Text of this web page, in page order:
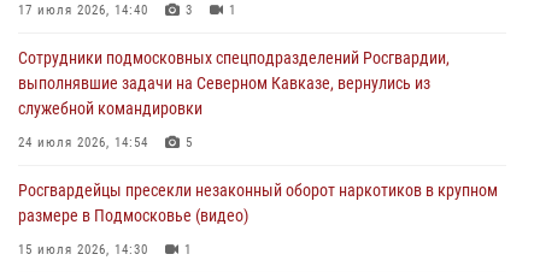
подозреваемые в организации незаконной миграции и
изготовлении поддельных документов (видео)
05 августа 2026, 15:48
отработали навыки огневой подготовки на комплексных учениях
04 августа 2026, 12:21 4
17 июля 2026, 14:40 3 1
Сотрудники подмосковных спецподразделений Росгвардии,
выполнявшие задачи на Северном Кавказе, вернулись из
служебной командировки
24 июля 2026, 14:54 5
Росгвардейцы пресекли незаконный оборот наркотиков в крупном
размере в Подмосковье (видео)
15 июля 2026, 14:30 1